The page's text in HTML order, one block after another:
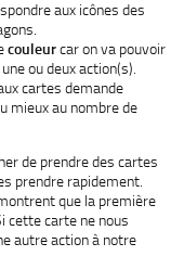
aux icônes des
couleurcar on va pouvoir
ou deux action(s).
cartes demande
mieux au nombre de
de prendre des cartes
prendre rapidement.
que la première
cette carte ne nous
autre action à notre